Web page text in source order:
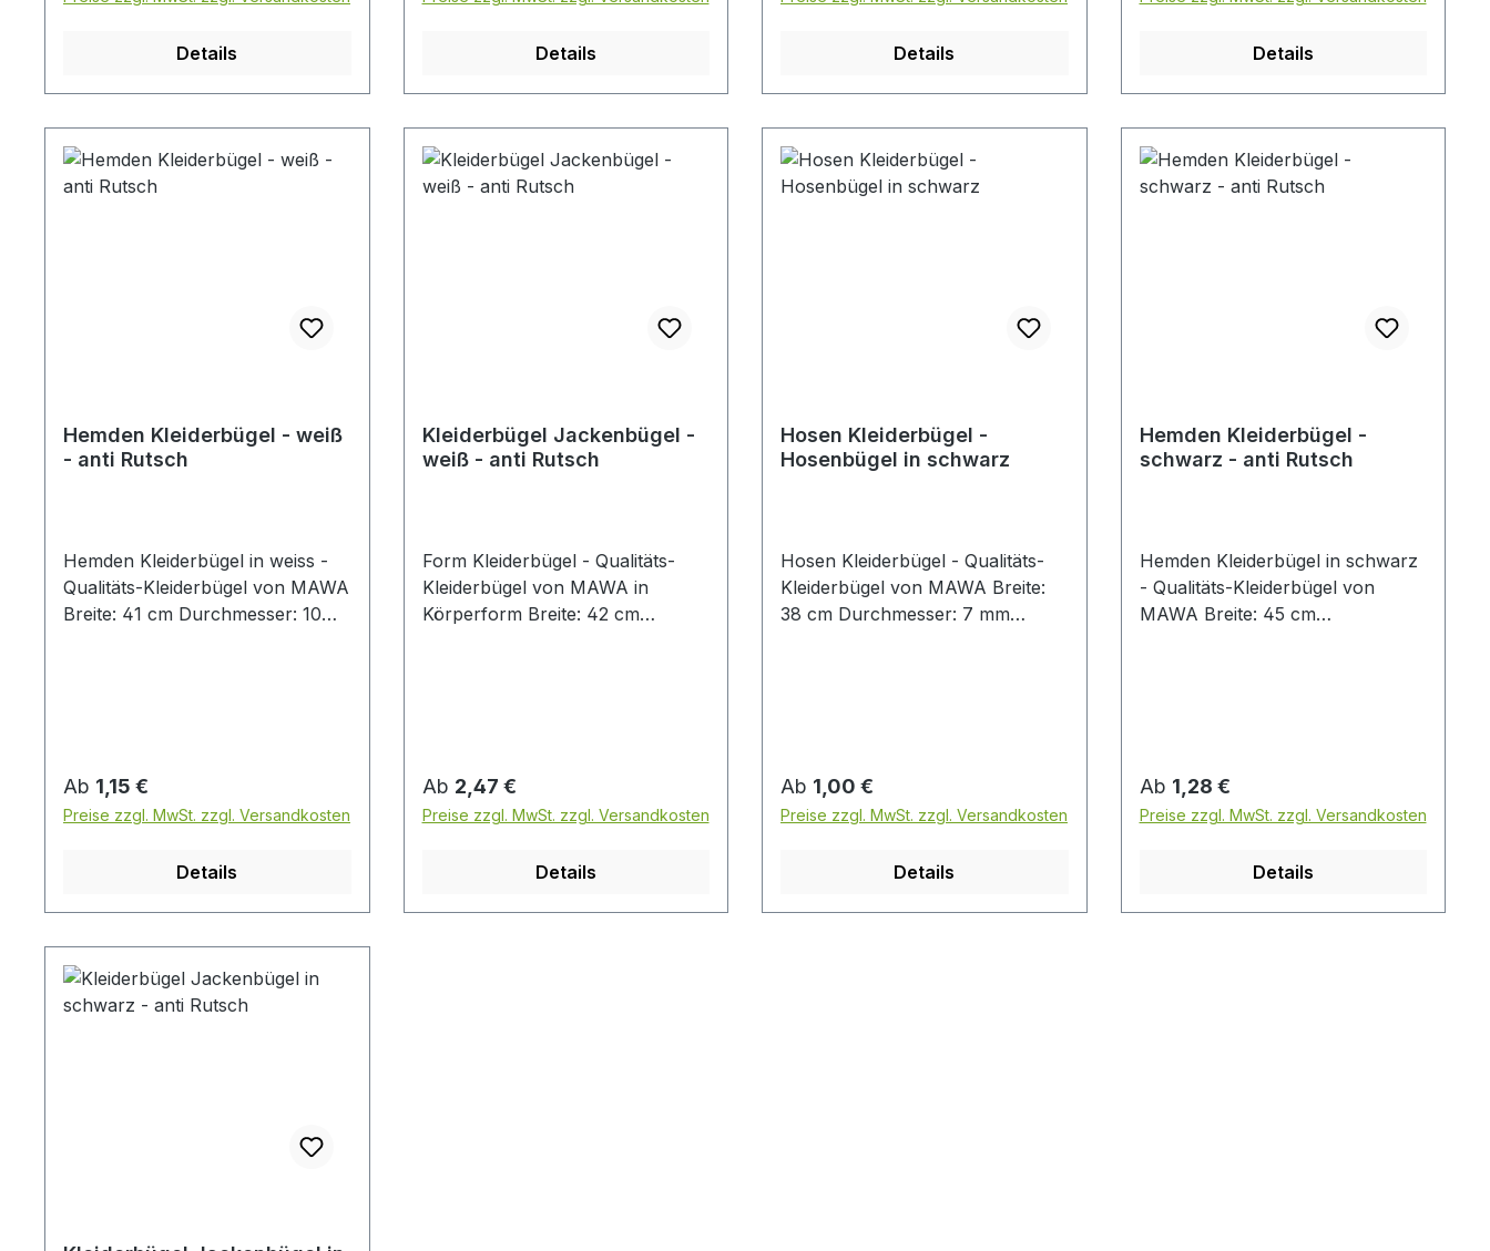
Details Details Details Details
Hemden Kleiderbügel - weiß
- anti Rutsch
Hemden Kleiderbügel in weiss -
Qualitäts-Kleiderbügel von MAWA
Breite: 41 cm Durchmesser: 10
Regulärer Preis:
Ab 1,15 €
Preise zzgl. MwSt. zzgl. Versandkosten
Details
Kleiderbügel Jackenbügel -
weiß - anti Rutsch
Form Kleiderbügel - Qualitäts-
Kleiderbügel von MAWA in
Körperform Breite: 42 cm
Regulärer Preis:
Ab 2,47 €
Preise zzgl. MwSt. zzgl. Versandkosten
Details
Hosen Kleiderbügel -
Hosenbügel in schwarz
Hosen Kleiderbügel - Qualitäts-
Kleiderbügel von MAWA Breite:
38 cm Durchmesser: 7 mm
Regulärer Preis:
Ab 1,00 €
Preise zzgl. MwSt. zzgl. Versandkosten
Details
Hemden Kleiderbügel -
schwarz - anti Rutsch
Hemden Kleiderbügel in schwarz
- Qualitäts-Kleiderbügel von
MAWA Breite: 45 cm
Regulärer Preis:
Ab 1,28 €
Preise zzgl. MwSt. zzgl. Versandkosten
Details